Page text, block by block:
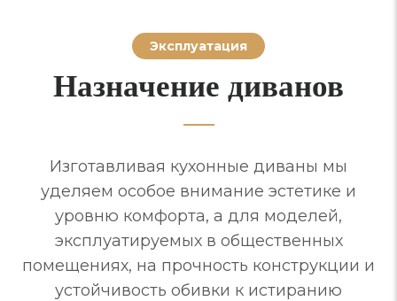
Эксплуатация
Назначение диванов
Изготавливая кухонные диваны мы
уделяем особое внимание эстетике и
уровню комфорта, а для моделей,
эксплуатируемых в общественных
помещениях, на прочность конструкции и
устойчивость обивки к истиранию